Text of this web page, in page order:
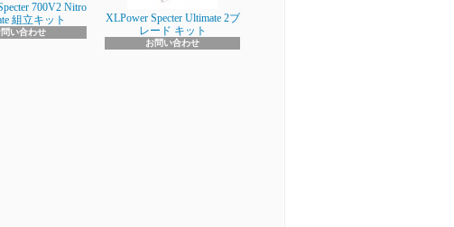
700V2 Nitro
組立キット
問い合わせ
XLPower Specter Ultimate 2ブ
レード キット
お問い合わせ